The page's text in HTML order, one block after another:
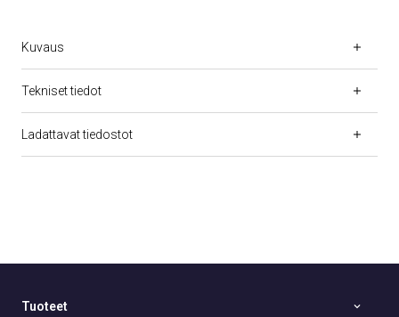
Kuvaus
Tekniset tiedot
Ladattavat tiedostot
Tuoteet